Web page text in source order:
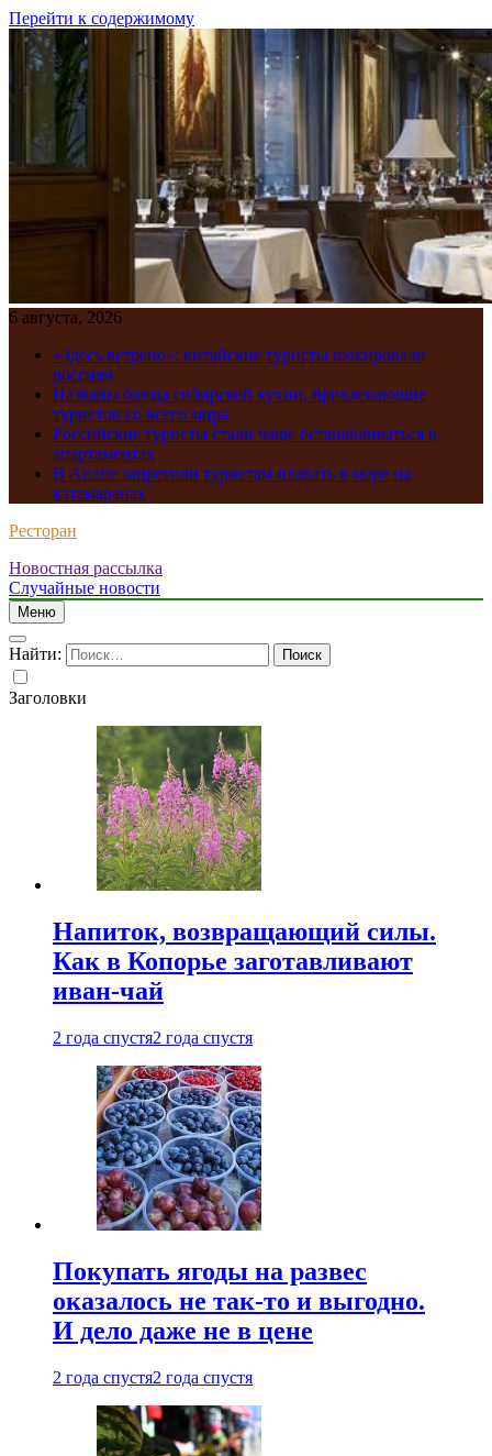
Перейти к содержимому
6 августа, 2026
«Здесь ветрено»: китайские туристы шокировали
россиян
Названы блюда сибирской кухни, привлекающие
туристов со всего мира
Российские туристы стали чаще останавливаться в
апартаментах
В Анапе запретили туристам плавать в море на
катамаранах
Ресторан
Новостная рассылка
Случайные новости
Меню
Найти:
Заголовки
Напиток, возвращающий силы.
Как в Копорье заготавливают
иван-чай
2 года спустя2 года спустя
Покупать ягоды на развес
оказалось не так-то и выгодно.
И дело даже не в цене
2 года спустя2 года спустя